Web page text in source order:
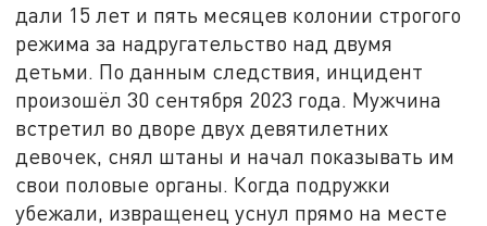
дали 15 лет и пять месяцев колонии строгого
режима за надругательство над двумя
детьми. По данным следствия, инцидент
произошёл 30 сентября 2023 года. Мужчина
встретил во дворе двух девятилетних
девочек, снял штаны и начал показывать им
свои половые органы. Когда подружки
убежали, извращенец уснул прямо на месте